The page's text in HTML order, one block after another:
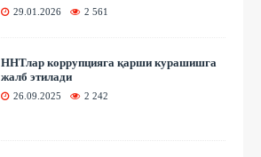
29.01.2026 2 561
ННТлар коррупцияга қарши курашишга
жалб этилади
26.09.2025 2 242